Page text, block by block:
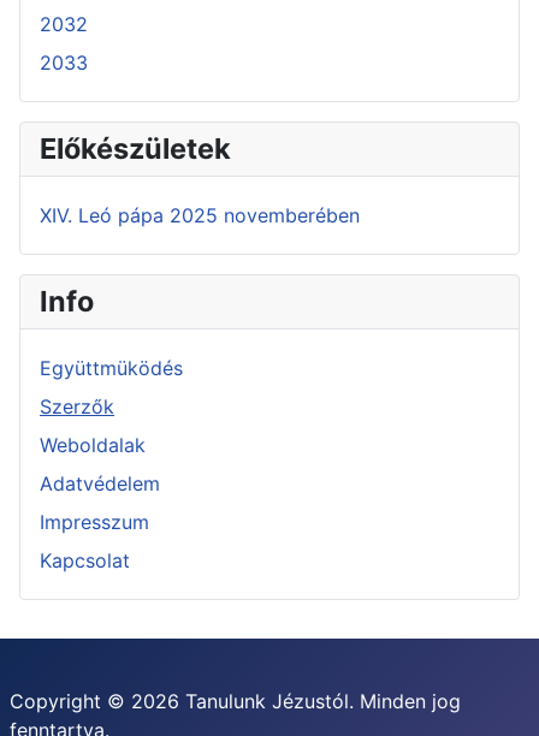
2032
2033
Előkészületek
XIV. Leó pápa 2025 novemberében
Info
Együttmüködés
Szerzők
Weboldalak
Adatvédelem
Impresszum
Kapcsolat
Copyright © 2026 Tanulunk Jézustól. Minden jog
fenntartva.